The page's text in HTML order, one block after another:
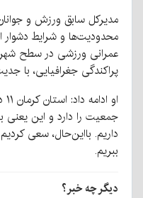
مدیرکل سابق ورزش و
محدودیت‌ها و شرایط دشوار
عمرانی ورزشی در سطح
پراکندگی جغرافیایی، با
جمعیت را دارد و این یعنی
داریم. بااین‌حال، سعی
ببریم.
دیگر چه خبر؟